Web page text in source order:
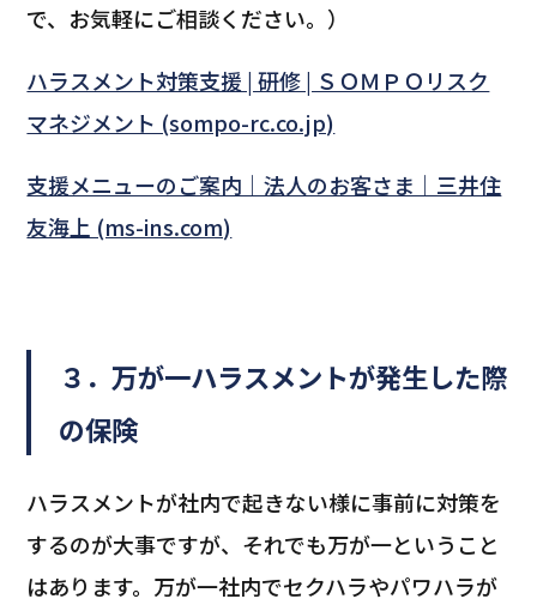
で、お気軽にご相談ください。）
ハラスメント対策支援 | 研修 | ＳＯＭＰＯリスク
マネジメント (sompo-rc.co.jp)
支援メニューのご案内｜法人のお客さま｜三井住
友海上 (ms-ins.com)
３．万が一ハラスメントが発生した際
の保険
ハラスメントが社内で起きない様に事前に対策を
するのが大事ですが、それでも万が一ということ
はあります。万が一社内でセクハラやパワハラが